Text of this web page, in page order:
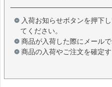
入荷お知らせボタンを押下
てください。
商品が入荷した際にメール
商品の入荷やご注文を確定